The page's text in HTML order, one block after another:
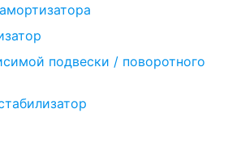
подвески / поворотного